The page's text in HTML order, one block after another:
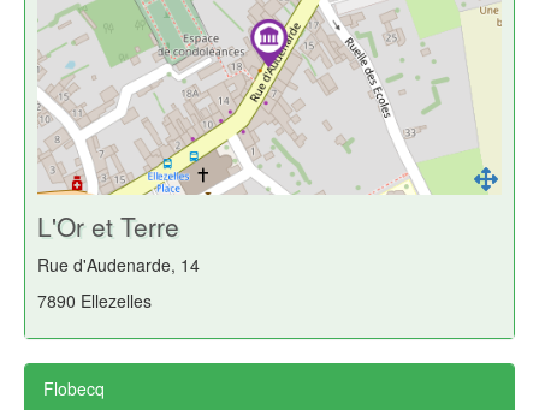
L'Or et Terre
Rue d'Audenarde, 14
7890 Ellezelles
Flobecq